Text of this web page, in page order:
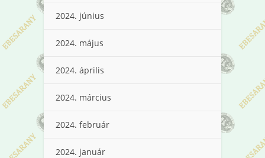
2024. június
2024. május
2024. április
2024. március
2024. február
2024. január